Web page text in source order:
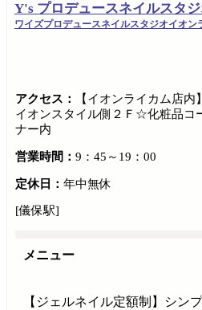
Y's プロデュースネイルスタ
ワイズプロデュースネイルスタジオイオン
アクセス：
【イオンライカム店内】
イオンスタイル側２Ｆ☆化粧品コ
ナー内
営業時間： 9：45～19：00
定休日： 年中無休
[儀保駅]
メニュー
【ジェルネイル定額制】シン